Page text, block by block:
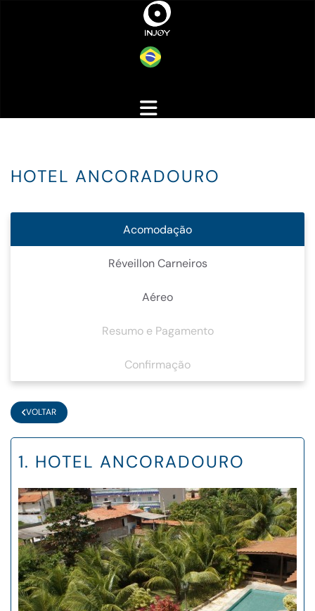
HOTEL ANCORADOURO
VOLTAR
Acomodação
Réveillon Carneiros
Aéreo
Resumo e Pagamento
Confirmação
1. HOTEL ANCORADOURO